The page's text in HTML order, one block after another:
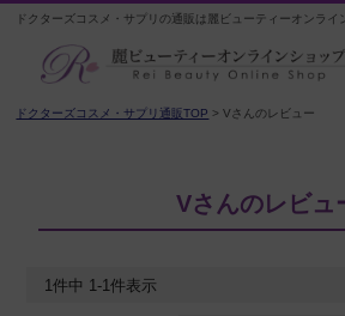
ドクターズコスメ・サプリの通販は麗ビューティーオンライ
ドクターズコスメ・サプリ通販TOP Vさんのレビュー
Vさんのレビュ
1件中 1-1件表示